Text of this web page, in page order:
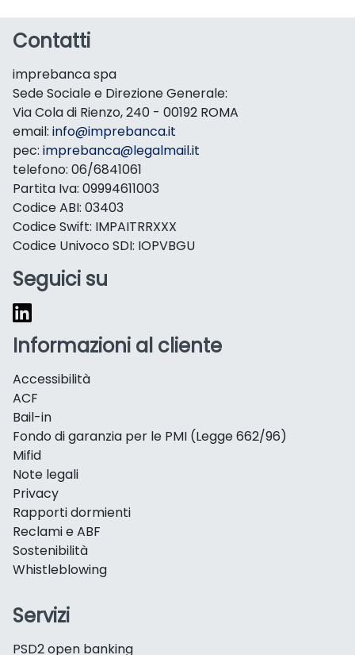
Contatti
imprebanca spa
Sede Sociale e Direzione Generale:
Via Cola di Rienzo, 240 - 00192 ROMA
email: info@imprebanca.it
pec: imprebanca@legalmail.it
telefono: 06/6841061
Partita Iva: 09994611003
Codice ABI: 03403
Codice Swift: IMPAITRRXXX
Codice Univoco SDI: IOPVBGU
Seguici su
Informazioni al cliente
Accessibilità
ACF
Bail-in
Fondo di garanzia per le PMI (Legge 662/96)
Mifid
Note legali
Privacy
Rapporti dormienti
Reclami e ABF
Sostenibilità
Whistleblowing
Servizi
PSD2 open banking